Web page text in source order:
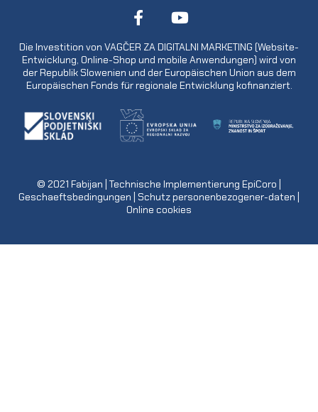
Die Investition von VAGČER ZA DIGITALNI MARKETING (Website-
Entwicklung, Online-Shop und mobile Anwendungen) wird von
der Republik Slowenien und der Europäischen Union aus dem
Europäischen Fonds für regionale Entwicklung kofinanziert.
© 2021 Fabijan | Technische Implementierung EpiCoro
Geschaeftsbedingungen Schutz personenbezogener-daten
Online cookies